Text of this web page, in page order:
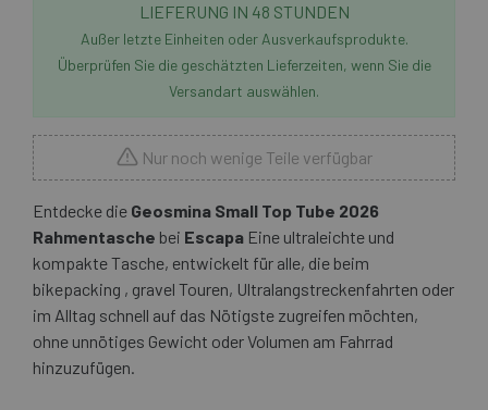
LIEFERUNG IN 48 STUNDEN
Außer letzte Einheiten oder Ausverkaufsprodukte.
Überprüfen Sie die geschätzten Lieferzeiten, wenn Sie die
Versandart auswählen.
Nur noch wenige Teile verfügbar
Entdecke die Geosmina Small Top Tube 2026
Rahmentasche bei Escapa Eine ultraleichte und
kompakte Tasche, entwickelt für alle, die beim
bikepacking , gravel Touren, Ultralangstreckenfahrten oder
im Alltag schnell auf das Nötigste zugreifen möchten,
ohne unnötiges Gewicht oder Volumen am Fahrrad
hinzuzufügen.